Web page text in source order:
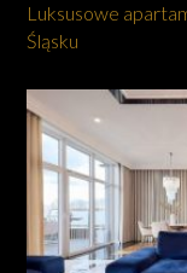
Luksusowe
Śląsku